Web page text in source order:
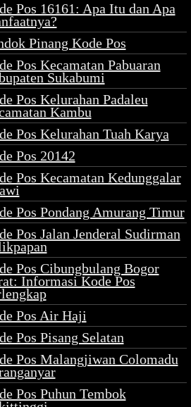
Pos 16161: Apa Itu dan Apa
Pinang Kode Pos
Pos Kecamatan Pabuaran
Sukabumi
Pos Kelurahan Padaleu
Kambu
Pos Kelurahan Tuah Karya
Pos 20142
Pos Kecamatan Kedunggalar
Pos Pondang Amurang Timur
Pos Jalan Jenderal Sudirman
Pos Cibungbulang Bogor
Informasi Kode Pos
Pos Air Haji
Pos Pisang Selatan
Pos Malangjiwan Colomadu
Pos Puhun Tembok